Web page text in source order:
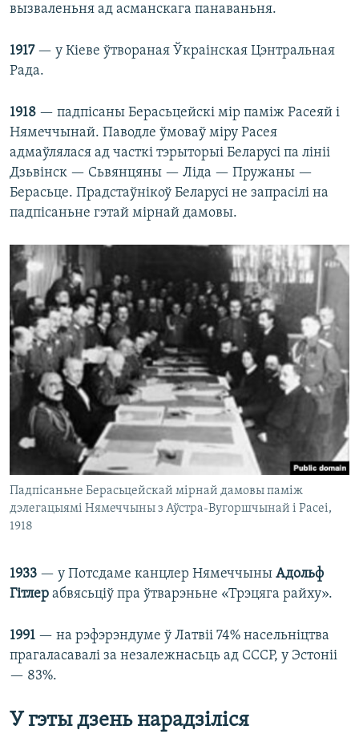
вызваленьня ад асманскага панаваньня.
1917— у Кіеве ўтвораная Ўкраінская Цэнтральная
Рада.
1918 — падпісаны Берасьцейскі мір паміж Расеяй і
Нямеччынай. Паводле ўмоваў міру Расея
адмаўлялася ад часткі тэрыторыі Беларусі па лініі
Дзьвінск — Сьвянцяны — Ліда — Пружаны —
Берасьце. Прадстаўнікоў Беларусі не запрасілі на
падпісаньне гэтай мірнай дамовы.
Падпісаньне Берасьцейскай мірнай дамовы паміж
дэлегацыямі Нямеччыны з Аўстра-Вугоршчынай і Расеі,
1918
1933 — у Потсдаме канцлер Нямеччыны Адольф
Гітлер абвясьціў пра ўтварэньне «Трэцяга райху».
1991 — на рэфэрэндуме ў Латвіі 74% насельніцтва
прагаласавалі за незалежнасьць ад СССР, у Эстоніі
— 83%.
У гэты дзень нарадзіліся